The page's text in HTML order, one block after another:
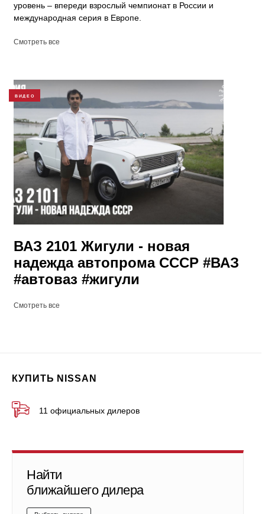
уровень – впереди взрослый чемпионат в России и
международная серия в Европе.
Смотреть все
ВИДЕО
ВАЗ 2101 Жигули - новая
надежда автопрома СССР #ВАЗ
#автоваз #жигули
Смотреть все
КУПИТЬ NISSAN
11 официальных дилеров
Найти
ближайшего дилера